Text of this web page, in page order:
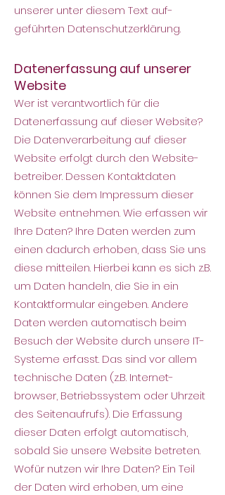
unserer unter diesem Text auf-
geführten Datenschutzerklärung.
Datenerfassung auf unserer
Website
Wer ist verantwortlich für die
Datenerfassung auf dieser Website?
Die Datenverarbeitung auf dieser
Website erfolgt durch den Website-
betreiber. Dessen Kontaktdaten
können Sie dem Impressum dieser
Website entnehmen. Wie erfassen wir
Ihre Daten? Ihre Daten werden zum
einen dadurch erhoben, dass Sie uns
diese mitteilen. Hierbei kann es sich z.B.
um Daten handeln, die Sie in ein
Kontaktformular eingeben. Andere
Daten werden automatisch beim
Besuch der Website durch unsere IT-
Systeme erfasst. Das sind vor allem
technische Daten (z.B. Internet-
browser, Betriebssystem oder Uhrzeit
des Seitenaufrufs). Die Erfassung
dieser Daten erfolgt automatisch,
sobald Sie unsere Website betreten.
Wofür nutzen wir Ihre Daten? Ein Teil
der Daten wird erhoben, um eine